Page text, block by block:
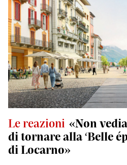
Le reazioni «Non
di tornare alla ‘Belle
di Locarno»